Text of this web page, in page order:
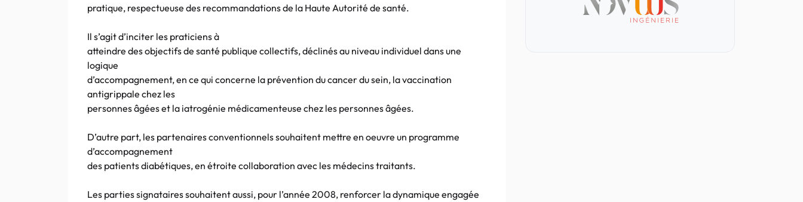
pratique, respectueuse des recommandations de la Haute Autorité de santé.
Il s’agit d’inciter les praticiens à
atteindre des objectifs de santé publique collectifs, déclinés au niveau individuel dans une
logique
d’accompagnement, en ce qui concerne la prévention du cancer du sein, la vaccination
antigrippale chez les
personnes âgées et la iatrogénie médicamenteuse chez les personnes âgées.
D’autre part, les partenaires conventionnels souhaitent mettre en oeuvre un programme
d’accompagnement
des patients diabétiques, en étroite collaboration avec les médecins traitants.
Les parties signataires souhaitent aussi, pour l’année 2008, renforcer la dynamique engagée